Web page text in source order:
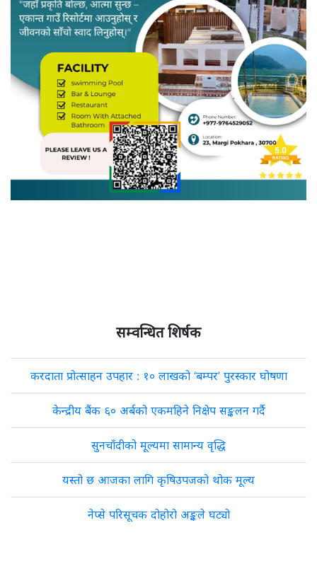
सम्वन्धित शिर्षक
करदाता प्रोत्साहन उपहार : १० लाखको ‘बम्पर’ पुरस्कार घोषणा
केन्द्रीय बैंक ६० अर्बको एकमहिने निक्षेप सङ्कलन गर्दै
सुनचाँदीको मूल्यमा सामान्य वृद्धि
यस्तो छ आजका लागि कृषिउपजको थोक मूल्य
नेप्से परिसूचक दोहोरो अङ्कले घट्यो